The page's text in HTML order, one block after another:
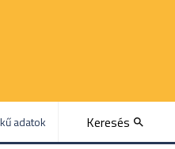
adatok Keresés